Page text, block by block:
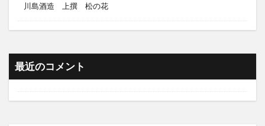
川島酒造 上撰 松の花
最近のコメント